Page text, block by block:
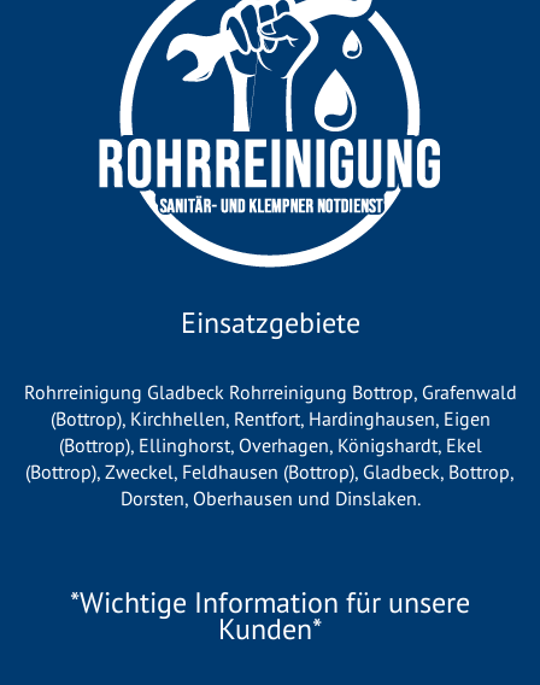
Einsatzgebiete
Rohrreinigung Gladbeck Rohrreinigung Bottrop, Grafenwald
(Bottrop), Kirchhellen, Rentfort, Hardinghausen, Eigen
(Bottrop), Ellinghorst, Overhagen, Königshardt, Ekel
(Bottrop), Zweckel, Feldhausen (Bottrop), Gladbeck, Bottrop,
Dorsten, Oberhausen und Dinslaken.
*Wichtige Information für unsere
Kunden*